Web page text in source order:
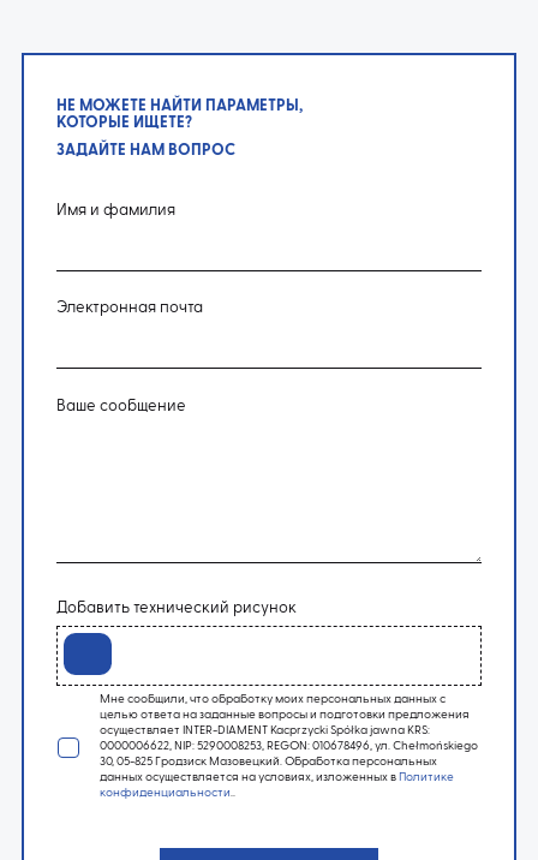
НЕ МОЖЕТЕ НАЙТИ ПАРАМЕТРЫ,
КОТОРЫЕ ИЩЕТЕ?
ЗАДАЙТЕ НАМ ВОПРОС
Имя и фамилия
Электронная почта
Ваше сообщение
Добавить технический рисунок
Мне сообщили, что обработку моих персональных данных с
целью ответа на заданные вопросы и подготовки предложения
осуществляет INTER-DIAMENT Kacprzycki Spółka jawna KRS:
0000006622, NIP: 5290008253, REGON: 010678496, ул. Chełmońskiego
30, 05-825 Гродзиск Мазовецкий. Обработка персональных
данных осуществляется на условиях, изложенных в Политике
конфиденциальности..